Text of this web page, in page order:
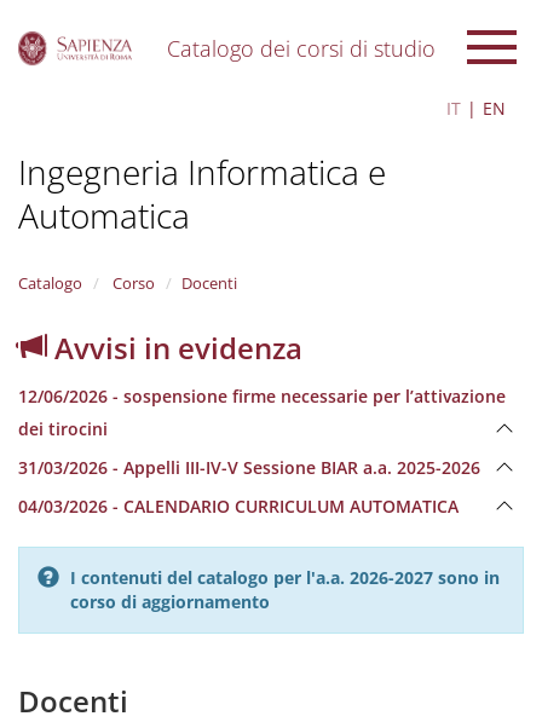
Catalogo dei corsi di studio
IT EN
Ingegneria Informatica e
Automatica
Catalogo Corso Docenti
Avvisi in evidenza
12/06/2026 - sospensione firme necessarie per l’attivazione
dei tirocini
31/03/2026 - Appelli III-IV-V Sessione BIAR a.a. 2025-2026
04/03/2026 - CALENDARIO CURRICULUM AUTOMATICA
I contenuti del catalogo per l'a.a. 2026-2027 sono in
corso di aggiornamento
Docenti